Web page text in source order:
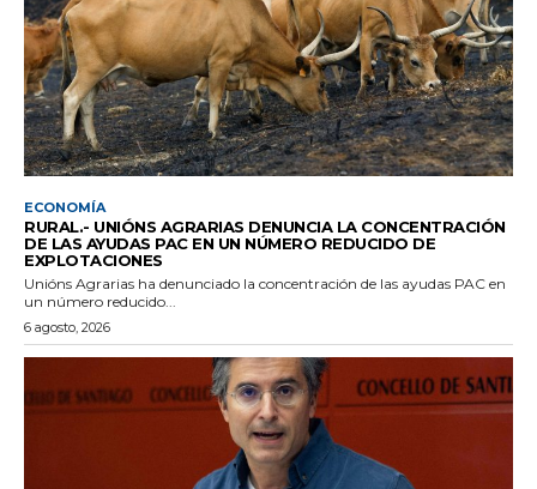
ECONOMÍA
RURAL.- UNIÓNS AGRARIAS DENUNCIA LA CONCENTRACIÓN
DE LAS AYUDAS PAC EN UN NÚMERO REDUCIDO DE
EXPLOTACIONES
Unións Agrarias ha denunciado la concentración de las ayudas PAC en
un número reducido...
6 agosto, 2026